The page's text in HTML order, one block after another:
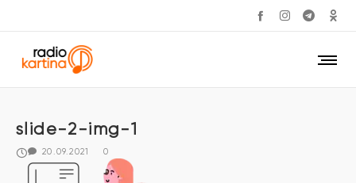
slide-2-img-1
20.09.2021 0